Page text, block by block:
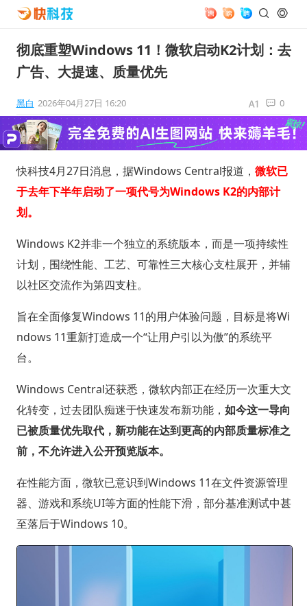
彻底重塑Windows 11！微软启动K2计划：去
广告、大提速、质量优先
黑白 2026年04月27日 16:20 0
快科技4月27日消息，据Windows Central报道， 微软已
于去年下半年启动了一项代号为Windows K2的内部计
划。
Windows K2并非一个独立的系统版本，而是一项持续性
计划，围绕性能、工艺、可靠性三大核心支柱展开，并辅
以社区交流作为第四支柱。
旨在全面修复Windows 11的用户体验问题，目标是将Wi
ndows 11重新打造成一个“让用户引以为傲”的系统平
台。
Windows Central还获悉，微软内部正在经历一次重大文
化转变，过去团队痴迷于快速发布新功能， 如今这一导向
已被质量优先取代，新功能在达到更高的内部质量标准之
前，不允许进入公开预览版本。
在性能方面，微软已意识到Windows 11在文件资源管理
器、游戏和系统UI等方面的性能下滑，部分基准测试中甚
至落后于Windows 10。